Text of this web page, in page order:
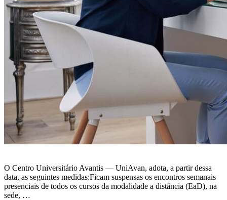
O Centro Universitário Avantis — UniAvan, adota, a partir dessa
data, as seguintes medidas:Ficam suspensas os encontros semanais
presenciais de todos os cursos da modalidade a distância (EaD), na
sede, …